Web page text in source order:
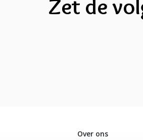
Zet de
Over ons